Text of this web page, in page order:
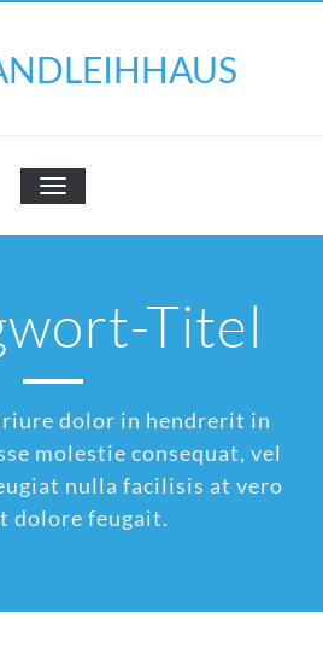
SCHALTE
NAVIGATION
Titel
dolor in hendrerit in
molestie consequat, vel
nulla facilisis at vero
dolore feugait.